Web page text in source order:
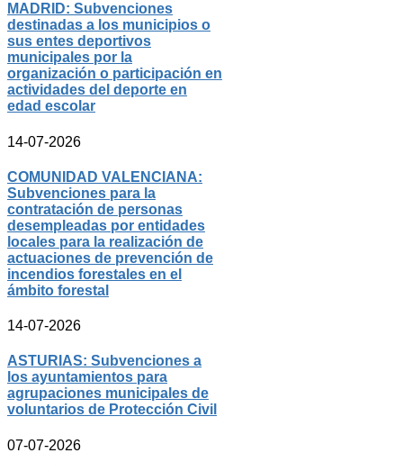
MADRID: Subvenciones
destinadas a los municipios o
sus entes deportivos
municipales por la
organización o participación en
actividades del deporte en
edad escolar
14-07-2026
COMUNIDAD VALENCIANA:
Subvenciones para la
contratación de personas
desempleadas por entidades
locales para la realización de
actuaciones de prevención de
incendios forestales en el
ámbito forestal
14-07-2026
ASTURIAS: Subvenciones a
los ayuntamientos para
agrupaciones municipales de
voluntarios de Protección Civil
07-07-2026